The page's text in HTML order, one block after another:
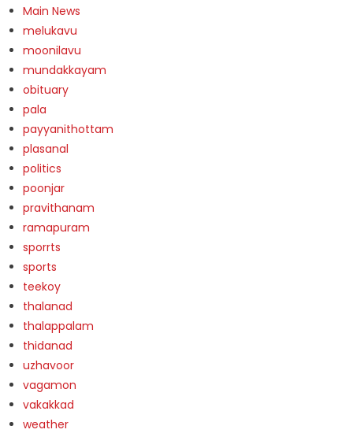
Main News
melukavu
moonilavu
mundakkayam
obituary
pala
payyanithottam
plasanal
politics
poonjar
pravithanam
ramapuram
sporrts
sports
teekoy
thalanad
thalappalam
thidanad
uzhavoor
vagamon
vakakkad
weather